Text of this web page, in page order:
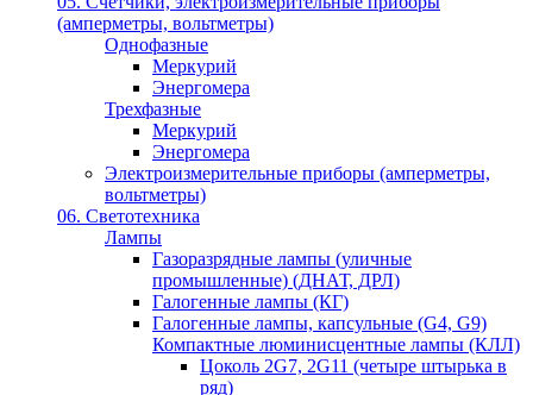
(амперметры, вольтметры)
Однофазные
Меркурий
Энергомера
Трехфазные
Меркурий
Энергомера
Электроизмерительные приборы (амперметры,
вольтметры)
06. Светотехника
Лампы
Газоразрядные лампы (уличные
промышленные) (ДНАТ, ДРЛ)
Галогенные лампы (КГ)
Галогенные лампы, капсульные (G4, G9)
Компактные люминисцентные лампы (КЛЛ)
Цоколь 2G7, 2G11 (четыре штырька в
ряд)